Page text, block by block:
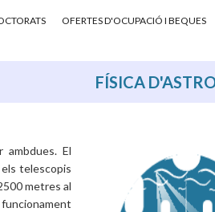
OFERTES D'OCUPACIÓ I BEQUES
FÍSICA
ambdues. El
telescopis
metres al